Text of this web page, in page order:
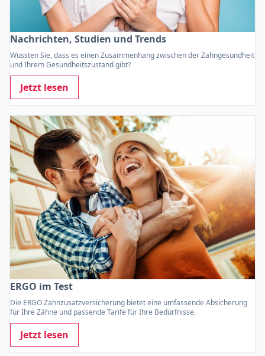
Nachrichten, Studien und Trends
Wussten Sie, dass es einen Zusammenhang zwischen der Zahngesundheit
und Ihrem Gesundheitszustand gibt?
Jetzt lesen
ERGO im Test
Die ERGO Zahnzusatzversicherung bietet eine umfassende Absicherung
für Ihre Zähne und passende Tarife für Ihre Bedürfnisse.
Jetzt lesen